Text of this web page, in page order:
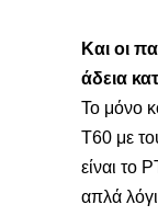
Και οι
άδεια
Το μόνο
Τ60 με
είναι το
απλά